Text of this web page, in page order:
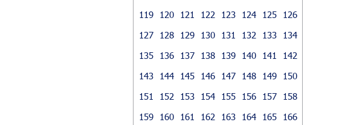
119
120 121 122 123 124 125
126
127
128 129 130 131 132 133
134
135
136 137 138 139 140 141
142
143
144 145 146 147 148 149
150
151
152 153 154 155 156 157
158
159
160 161 162 163 164 165
166